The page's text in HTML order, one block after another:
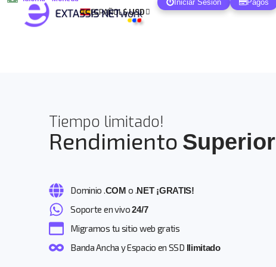
ESPAÑOL$ USD
Iniciar Sesión Pagos
Tiempo limitado!
Rendimiento Superior
Dominio .COMo .NET ¡GRATIS!
Soporte en vivo24/7
Migramos tu sitio web gratis
Banda Ancha y Espacio en SSD Ilimitado